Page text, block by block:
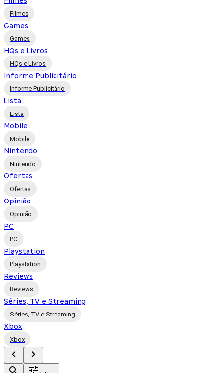
Filmes
Games
Games
HQs e Livros
HQs e Livros
Informe Publicitário
Informe Publicitário
Lista
Lista
Mobile
Mobile
Nintendo
Nintendo
Ofertas
Ofertas
Opinião
Opinião
PC
PC
Playstation
Playstation
Reviews
Reviews
Séries, TV e Streaming
Séries, TV e Streaming
Xbox
Xbox